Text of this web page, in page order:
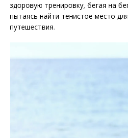
здоровую тренировку, бегая на
пытаясь найти тенистое место
путешествия.